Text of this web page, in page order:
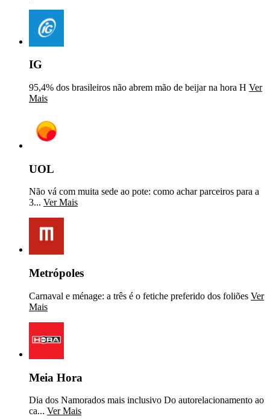
IG
95,4% dos brasileiros não abrem mão de beijar na hora H Ver
Mais
UOL
Não vá com muita sede ao pote: como achar parceiros para a
3... Ver Mais
Metrópoles
Carnaval e ménage: a três é o fetiche preferido dos foliões Ver
Mais
Meia Hora
Dia dos Namorados mais inclusivo Do autorelacionamento ao
ca... Ver Mais